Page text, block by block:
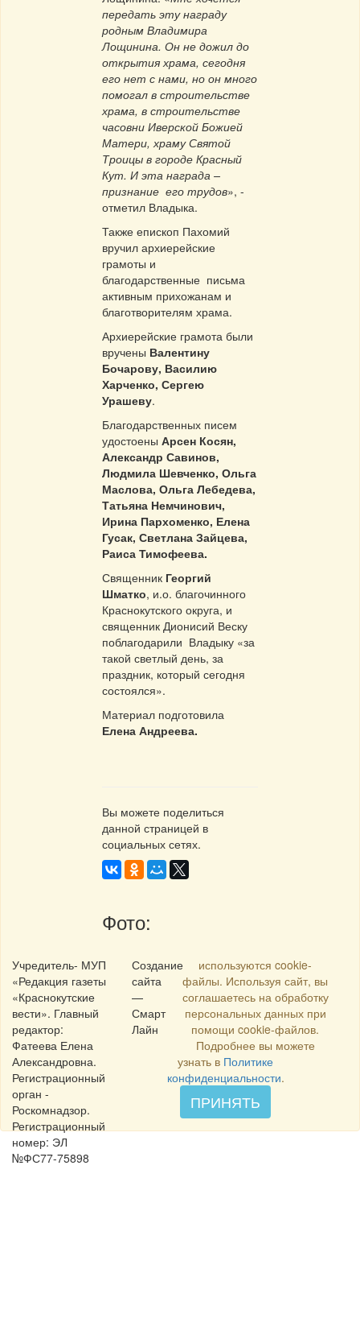
передать эту награду
родным Владимира
Лощинина. Он не дожил до
открытия храма, сегодня
его нет с нами, но он много
помогал в строительстве
храма, в строительстве
часовни Иверской Божией
Матери, храму Святой
Троицы в городе Красный
Кут. И эта награда –
признание его трудов», -
отметил Владыка.
Также епископ Пахомий
вручил архиерейские
грамоты и
благодарственные письма
активным прихожанам и
благотворителям храма.
Архиерейские грамота были
вручены Валентину
Бочарову, Василию
Харченко, Сергею
Урашеву.
Благодарственных писем
удостоены Арсен Косян,
Александр Савинов,
Людмила Шевченко, Ольга
Маслова, Ольга Лебедева,
Татьяна Немчинович,
Ирина Пархоменко, Елена
Гусак, Светлана Зайцева,
Раиса Тимофеева.
Священник Георгий
Шматко, и.о. благочинного
Краснокутского округа, и
священник Дионисий Веску
поблагодарили Владыку «за
такой светлый день, за
праздник, который сегодня
состоялся».
Материал подготовила
Елена Андреева.
Вы можете поделиться
данной страницей в
социальных сетях.
Фото:
Учредитель- МУП
«Редакция газеты
«Краснокутские
вести». Главный
редактор:
Фатеева Елена
Александровна.
Регистрационный
орган -
Роскомнадзор.
Регистрационный
номер: ЭЛ
№ФС77-75898
Создание
сайта
—
Смарт
Лайн
используются cookie-
файлы. Используя сайт, вы
соглашаетесь на обработку
персональных данных при
помощи cookie-файлов.
Подробнее вы можете
узнать в Политике
конфиденциальности.
ПРИНЯТЬ